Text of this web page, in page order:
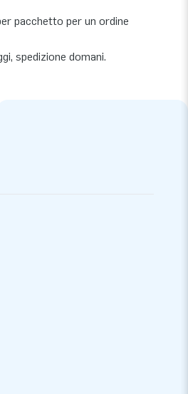
pacchetto per un ordine
spedizione domani.